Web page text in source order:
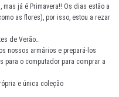
já é Primavera!! Os dias estão a
as flores), por isso, estou a rezar
de Verão…
nossos armários e prepará-los
para o computador para comprar a
e única coleção